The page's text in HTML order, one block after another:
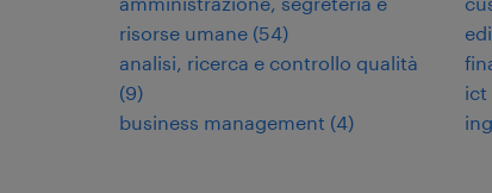
risorse umane (54)
analisi, ricerca e controllo qualità
(9)
business management (4)
ict